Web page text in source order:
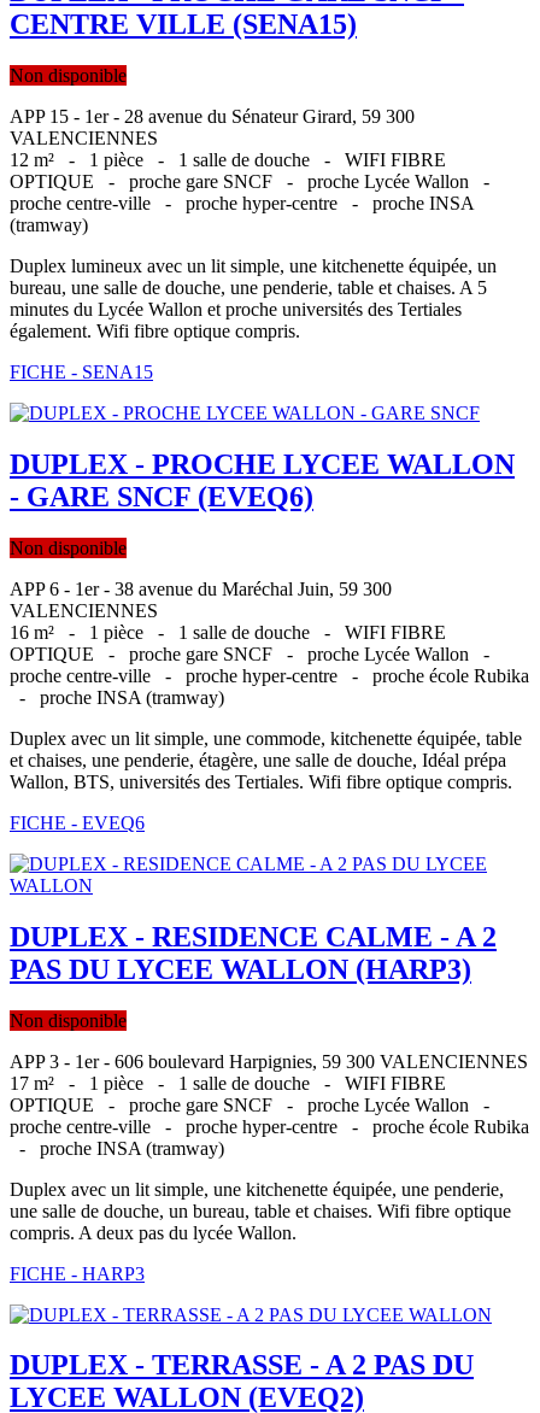
CENTRE VILLE (SENA15)
Non disponible
APP 15 - 1er - 28 avenue du Sénateur Girard, 59 300
VALENCIENNES
12 m² - 1 pièce - 1 salle de douche - WIFI FIBRE
OPTIQUE - proche gare SNCF - proche Lycée Wallon -
proche centre-ville - proche hyper-centre - proche INSA
(tramway)
Duplex lumineux avec un lit simple, une kitchenette équipée, un
bureau, une salle de douche, une penderie, table et chaises. A 5
minutes du Lycée Wallon et proche universités des Tertiales
également. Wifi fibre optique compris.
FICHE - SENA15
DUPLEX - PROCHE LYCEE WALLON
- GARE SNCF (EVEQ6)
Non disponible
APP 6 - 1er - 38 avenue du Maréchal Juin, 59 300
VALENCIENNES
16 m² - 1 pièce - 1 salle de douche - WIFI FIBRE
OPTIQUE - proche gare SNCF - proche Lycée Wallon -
proche centre-ville - proche hyper-centre - proche école Rubika
- proche INSA (tramway)
Duplex avec un lit simple, une commode, kitchenette équipée, table
et chaises, une penderie, étagère, une salle de douche, Idéal prépa
Wallon, BTS, universités des Tertiales. Wifi fibre optique compris.
FICHE - EVEQ6
DUPLEX - RESIDENCE CALME - A 2
PAS DU LYCEE WALLON (HARP3)
Non disponible
APP 3 - 1er - 606 boulevard Harpignies, 59 300 VALENCIENNES
17 m² - 1 pièce - 1 salle de douche - WIFI FIBRE
OPTIQUE - proche gare SNCF - proche Lycée Wallon -
proche centre-ville - proche hyper-centre - proche école Rubika
- proche INSA (tramway)
Duplex avec un lit simple, une kitchenette équipée, une penderie,
une salle de douche, un bureau, table et chaises. Wifi fibre optique
compris. A deux pas du lycée Wallon.
FICHE - HARP3
DUPLEX - TERRASSE - A 2 PAS DU
LYCEE WALLON (EVEQ2)